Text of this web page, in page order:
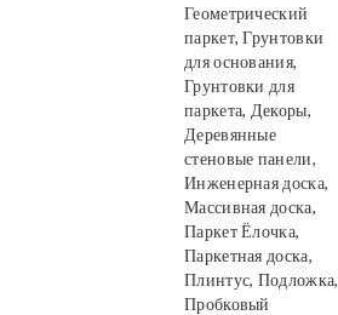
Геометрический
паркет, Грунтовки
для основания,
Грунтовки для
паркета, Декоры,
Деревянные
стеновые панели,
Инженерная доска,
Массивная доска,
Паркет Ёлочка,
Паркетная доска,
Плинтус, Подложка,
Пробковый